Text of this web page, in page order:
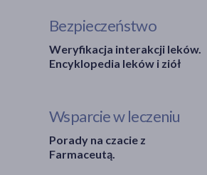
Bezpieczeństwo
Weryfikacja interakcji leków.
Encyklopedia leków i ziół
Wsparcie w leczeniu
Porady na czacie z
Farmaceutą.